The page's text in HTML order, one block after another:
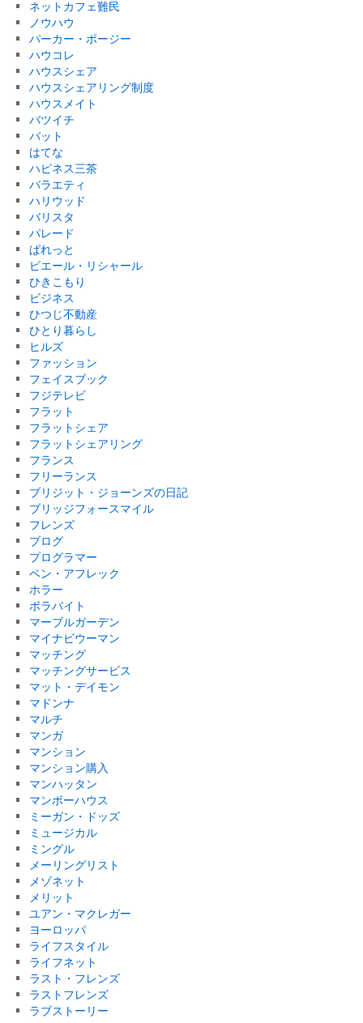
ネットカフェ難民
ノウハウ
パーカー・ポージー
ハウコレ
ハウスシェア
ハウスシェアリング制度
ハウスメイト
バツイチ
バット
はてな
ハピネス三茶
バラエティ
ハリウッド
バリスタ
パレード
ぱれっと
ピエール・リシャール
ひきこもり
ビジネス
ひつじ不動産
ひとり暮らし
ヒルズ
ファッション
フェイスブック
フジテレビ
フラット
フラットシェア
フラットシェアリング
フランス
フリーランス
ブリジット・ジョーンズの日記
ブリッジフォースマイル
フレンズ
ブログ
プログラマー
ベン・アフレック
ホラー
ボラバイト
マーブルガーデン
マイナビウーマン
マッチング
マッチングサービス
マット・デイモン
マドンナ
マルチ
マンガ
マンション
マンション購入
マンハッタン
マンボーハウス
ミーガン・ドッズ
ミュージカル
ミングル
メーリングリスト
メゾネット
メリット
ユアン・マクレガー
ヨーロッパ
ライフスタイル
ライフネット
ラスト・フレンズ
ラストフレンズ
ラブストーリー